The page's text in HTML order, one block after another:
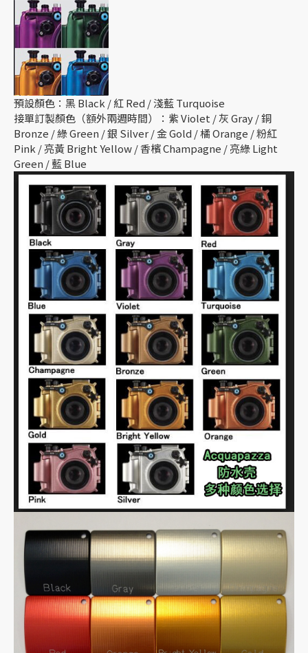
預設顏色：黑 Black / 紅 Red / 淺藍 Turquoise
接單訂製顏色（額外兩週時間）：紫 Violet / 灰 Gray / 銅
Bronze / 綠 Green / 銀 Silver / 金 Gold / 橘 Orange / 粉紅
Pink / 亮黃 Bright Yellow / 香檳 Champagne / 亮綠 Light
Green / 藍 Blue